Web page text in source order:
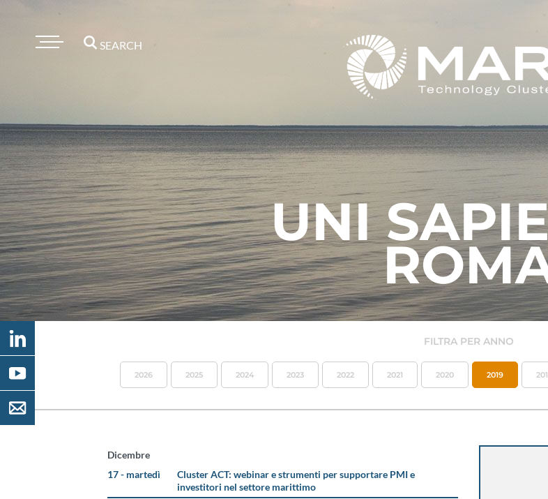
SEARCH
UNI
FILTRA PER ANNO
2026 2025 2024 2023 2022 2021 2020 2019
Dicembre
17 - martedì
Cluster ACT: webinar e strumenti per supportare PMI e
investitori nel settore marittimo